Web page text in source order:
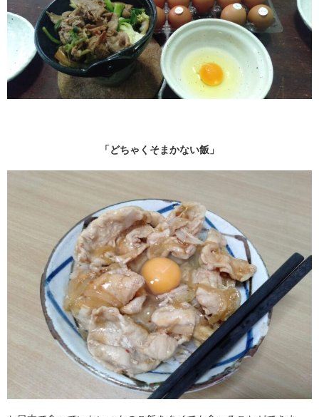
「どちゃくそまかない飯」